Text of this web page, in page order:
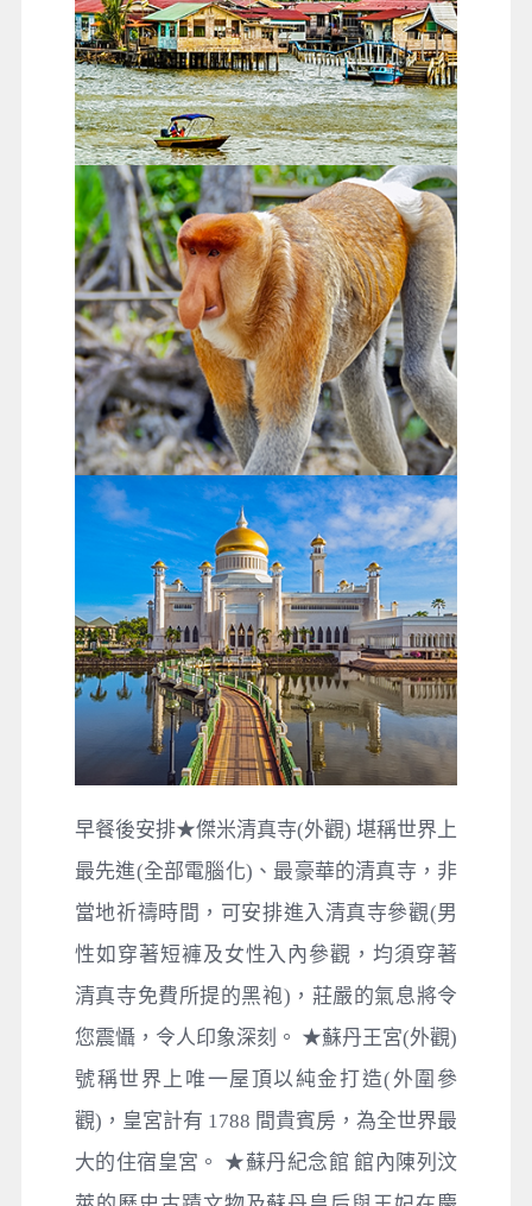
早餐後安排★傑米清真寺(外觀) 堪稱世界上
最先進(全部電腦化)、最豪華的清真寺，非
當地祈禱時間，可安排進入清真寺參觀(男
性如穿著短褲及女性入內參觀，均須穿著
清真寺免費所提的黑袍)，莊嚴的氣息將令
您震懾，令人印象深刻。 ★蘇丹王宮(外觀)
號稱世界上唯一屋頂以純金打造(外圍參
觀)，皇宮計有 1788 間貴賓房，為全世界最
大的住宿皇宮。 ★蘇丹紀念館 館內陳列汶